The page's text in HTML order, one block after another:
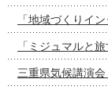
「地域づくりイ
「ミジュマルと
三重県気候講演